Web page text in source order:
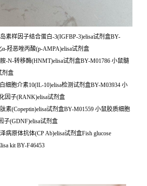
素样因子结合蛋白-3(IGFBP-3)elisa试剂盒BY-
羟恶唑丙酸(p-AMPA)elisa试剂盒
-N-转移酶(HNMT)elisa试剂盒BY-M01786 小鼠髓
剂盒
细胞介素10(IL-10)elisa检测试剂盒BY-M03934 小
因子(RANK)elisa试剂盒
素(Copeptin)elisa试剂盒BY-M01559 小鼠胶质细胞
子(GDNF)elisa试剂盒
病原体抗体(CP Ab)elisa试剂盒Fish glucose
kit BY-F46453